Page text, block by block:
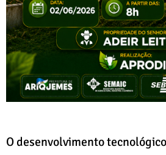
O desenvolvimento